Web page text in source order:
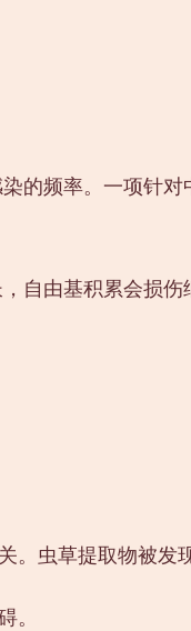
频率。一项针对
自由基积累会损伤
虫草提取物被发
。